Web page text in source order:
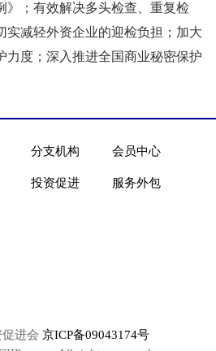
》；有效解决多头检查、重复检
实减轻外资企业的迎检负担；加大
力度；深入推进全国商业秘密保护
分支机构 会员中心
投资促进 服务外包
进会 京ICP备09043174号